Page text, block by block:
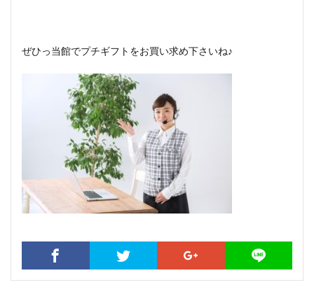
ぜひっ当館でプチギフトをお買い求め下さいね♪